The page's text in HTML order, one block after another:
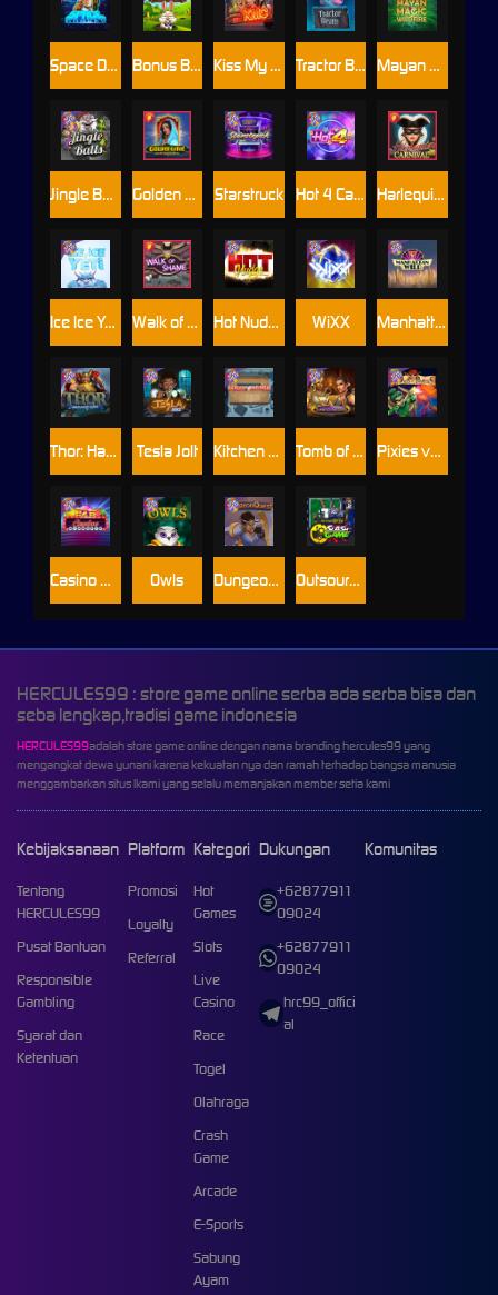
Manhattan Goes Wild
Kiss My Chainsaw Tractor Beam
Casino Win Spin
Hot Nudge
Space Donkey
Starstruck
Tomb of Nefertiti
Golden Genie And The Walking Wilds
Tesla Jolt
Dungeon Quest
Mayan Magic Wildfire
WiXX
Outsourced: Slash Game
Bonus Bunnies
Hot 4 Cash
Owls
Jingle Balls Harlequin Carnival
Walk of Shame
Kitchen Drama: Sushi Mania Pixies vs Pirates
Thor: Hammer Time
Ice Ice Yeti
HERCULES99 : store game online serba ada serba bisa dan
seba lengkap,tradisi game indonesia
HERCULES99adalah store game online dengan nama branding hercules99 yang
mengangkat dewa yunani karena kekuatan nya dan ramah terhadap bangsa manusia
menggambarkan situs lkami yang selalu memanjakan member setia kami
Kebijaksanaan
Tentang
HERCULES99
Pusat Bantuan
Responsible
Gambling
Syarat dan
Ketentuan
Platform
Promosi
Loyalty
Referral
Kategori
Hot
Games
Slots
Live
Casino
Race
Togel
Olahraga
Crash
Game
Arcade
E-Sports
Sabung
Ayam
Dukungan
+62877911
09024
+62877911
09024
hrc99_offici
al
Komunitas